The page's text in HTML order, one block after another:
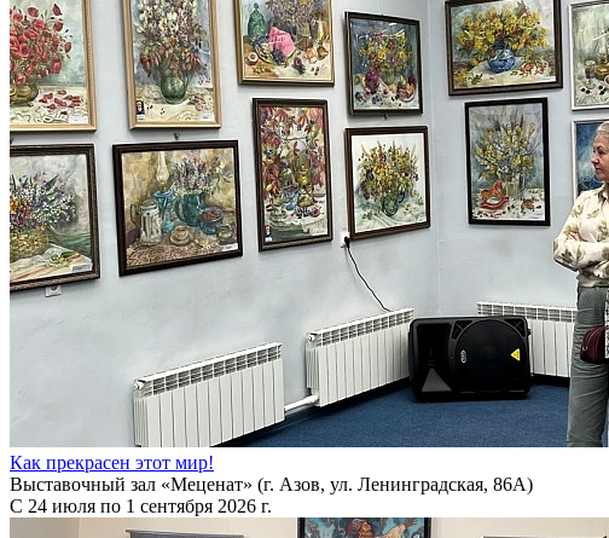
Как прекрасен этот мир!
Выставочный зал «Меценат» (г. Азов, ул. Ленинградская, 86А)
С 24 июля по 1 сентября 2026 г.